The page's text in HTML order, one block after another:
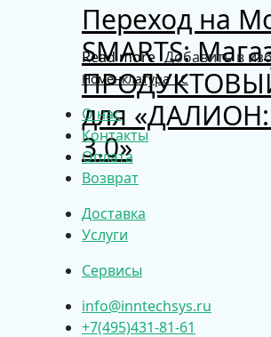
Переход на
SMARTS:
для
3.0»
Read more Добавить в
Номенклатура 1С
О нас
Контакты
Оплата
Возврат
Доставка
Услуги
Сервисы
info@inntechsys.ru
+7(495)431-81-61